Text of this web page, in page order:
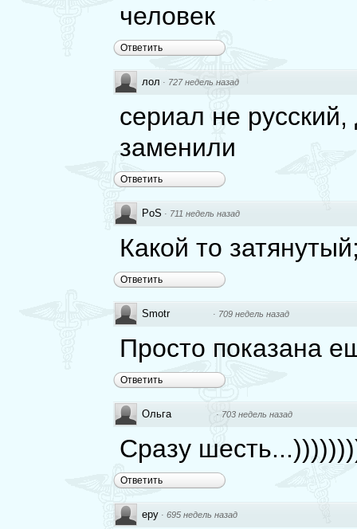
человек
Ответить
лол · 727 недель назад
сериал не русский,
заменили
Ответить
PoS · 711 недель назад
Какой то
Ответить
Smotr · 709 недель назад
Просто показана
Ответить
Ольга · 703 недель назад
Сразу
Ответить
еру · 695 недель назад